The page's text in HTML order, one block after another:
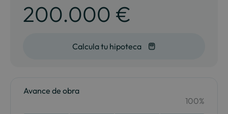
200.000 €
Calcula tu hipoteca
Avance de obra
100%